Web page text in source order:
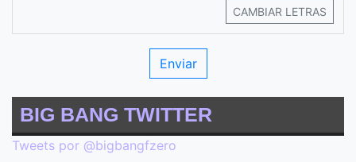
CAMBIAR LETRAS
BIG BANG TWITTER
Tweets por @bigbangfzero